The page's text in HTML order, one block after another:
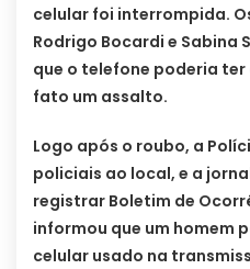
celular foi interrompida.
Rodrigo Bocardi e
que o telefone poderia
fato um assalto.
Logo após o roubo, a
policiais ao local, e a
registrar Boletim de
informou que um homem
celular usado na